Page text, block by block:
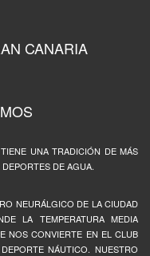
CANARIA
UNA TRADICIÓN DE MÁS
DE AGUA.
NEURÁLGICO DE LA CIUDAD
LA TEMPERATURA MEDIA
NOS CONVIERTE EN EL CLUB
NÁUTICO. NUESTRO